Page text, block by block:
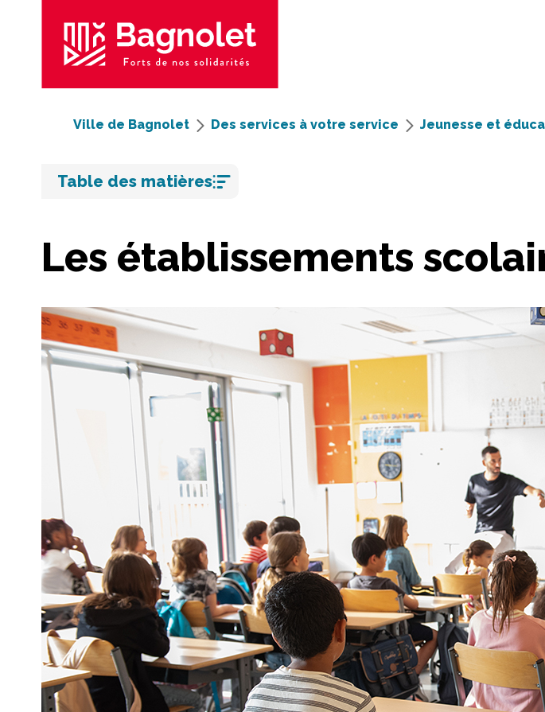
Ville de Bagnolet Des services à votre service Jeunesse et
Les établissements
Table des matières